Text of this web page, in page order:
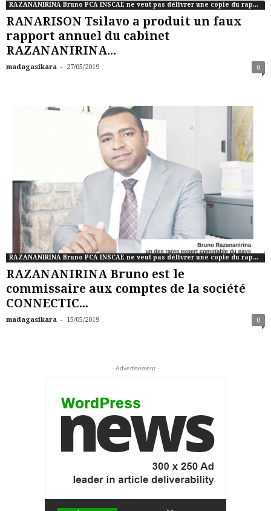
RAZANANIRINA Bruno PCA INSCAE ne veut pas délivrer une copie du rapport de commissaire aux comptes de CONNCTIC
RANARISON Tsilavo a produit un faux
rapport annuel du cabinet
RAZANANIRINA...
madagasikara - 27/05/2019 0
RAZANANIRINA Bruno PCA INSCAE ne veut pas délivrer une copie du rapport de commissaire aux comptes de CONNCTIC
RAZANANIRINA Bruno est le
commissaire aux comptes de la société
CONNECTIC...
madagasikara - 15/05/2019 0
- Advertisement -